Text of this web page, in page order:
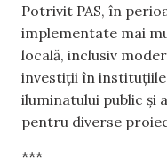
Potrivit PAS, în
implementate mai
locală, inclusiv
investiții în
iluminatului public
pentru diverse
***